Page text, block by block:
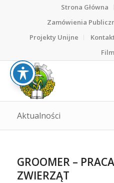
Strona Główna
Zamówienia
Projekty Unijne
Aktualności
GROOMER –
ZWIERZĄT